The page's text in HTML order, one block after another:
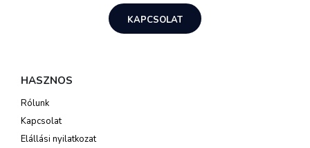
KAPCSOLAT
HASZNOS
Rólunk
Kapcsolat
Elállási nyilatkozat